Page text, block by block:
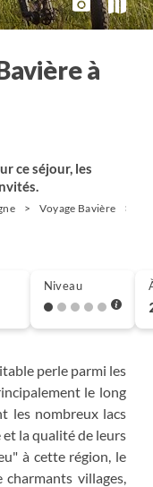
à
ce séjour, les
Voyage Bavière
perle parmi les
le long
les nombreux lacs
la qualité de leurs
à cette région, le
villages,
Niveau